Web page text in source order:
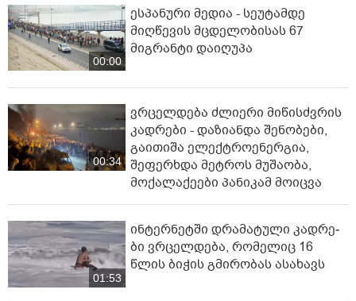
00:00
ესპანური მედია - სეუტამდე
მიღწევის მცდელობისას 67
მიგრანტი დაიღუპა
00:34
ვრცელდება ძლიერი მიწისძვრის
კადრები - დაზიანდა შენობები,
გაითიშა ელექტროენერგია,
შეფერხდა მეტროს მუშაობა,
მოქალაქეები პანიკამ მოიცვა
01:53
ინ­ტერ­ნეტ­ში დრა­მა­ტუ­ლი კად­რე­
ბი ვრცელდება, რომელიც 16
წლის ბიჭის გმირობას ასახავს